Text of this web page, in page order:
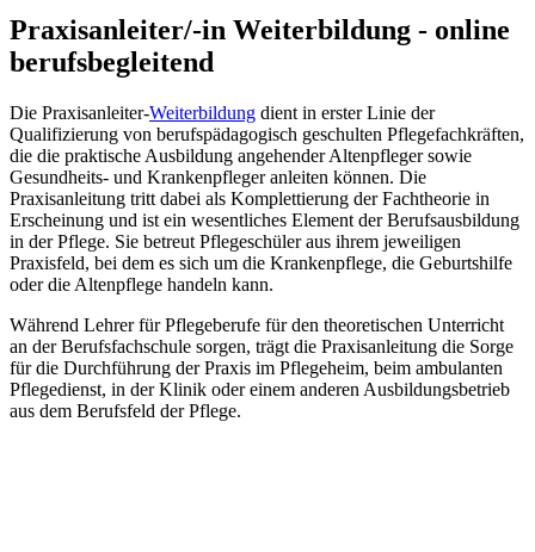
Praxisanleiter/-in Weiterbildung - online
berufsbegleitend
Die Praxisanleiter-Weiterbildung dient in erster Linie der
Qualifizierung von berufspädagogisch geschulten Pflegefachkräften,
die die praktische Ausbildung angehender Altenpfleger sowie
Gesundheits- und Krankenpfleger anleiten können. Die
Praxisanleitung tritt dabei als Komplettierung der Fachtheorie in
Erscheinung und ist ein wesentliches Element der Berufsausbildung
in der Pflege. Sie betreut Pflegeschüler aus ihrem jeweiligen
Praxisfeld, bei dem es sich um die Krankenpflege, die Geburtshilfe
oder die Altenpflege handeln kann.
Während Lehrer für Pflegeberufe für den theoretischen Unterricht
an der Berufsfachschule sorgen, trägt die Praxisanleitung die Sorge
für die Durchführung der Praxis im Pflegeheim, beim ambulanten
Pflegedienst, in der Klinik oder einem anderen Ausbildungsbetrieb
aus dem Berufsfeld der Pflege.